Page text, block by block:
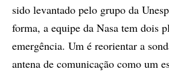
sido levantado pelo grupo da
forma, a equipe da Nasa tem dois
emergência. Um é reorientar a
antena de comunicação como um